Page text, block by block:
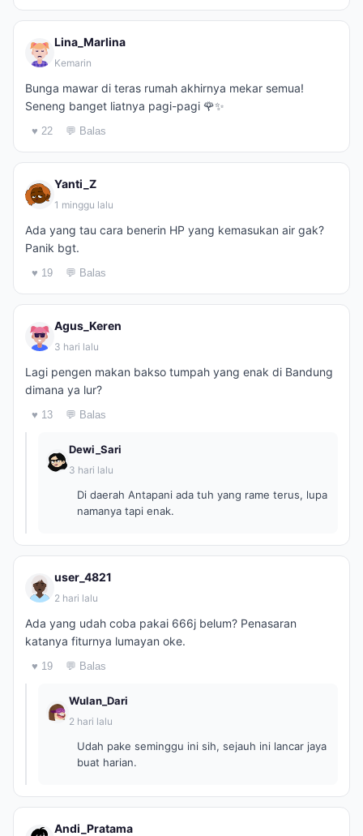
Lina_Marlina
Kemarin
Bunga mawar di teras rumah akhirnya mekar semua!
Seneng banget liatnya pagi-pagi 🌹✨
♥ 22 💬 Balas
Yanti_Z
1 minggu lalu
Ada yang tau cara benerin HP yang kemasukan air gak?
Panik bgt.
♥ 19 💬 Balas
Agus_Keren
3 hari lalu
Lagi pengen makan bakso tumpah yang enak di Bandung
dimana ya lur?
♥ 13 💬 Balas
Dewi_Sari
3 hari lalu
Di daerah Antapani ada tuh yang rame terus, lupa
namanya tapi enak.
user_4821
2 hari lalu
Ada yang udah coba pakai 666j belum? Penasaran
katanya fiturnya lumayan oke.
♥ 19 💬 Balas
Wulan_Dari
2 hari lalu
Udah pake seminggu ini sih, sejauh ini lancar jaya
buat harian.
Andi_Pratama